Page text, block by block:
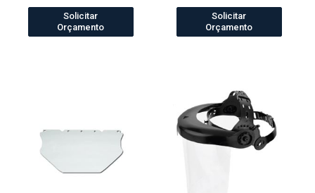
Solicitar
Orçamento
Solicitar
Orçamento